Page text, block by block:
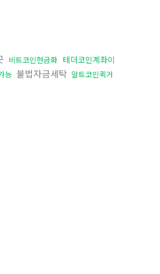
비트코인현금화 테더코인계좌이
능 불법자금세탁 알트코인퀵거